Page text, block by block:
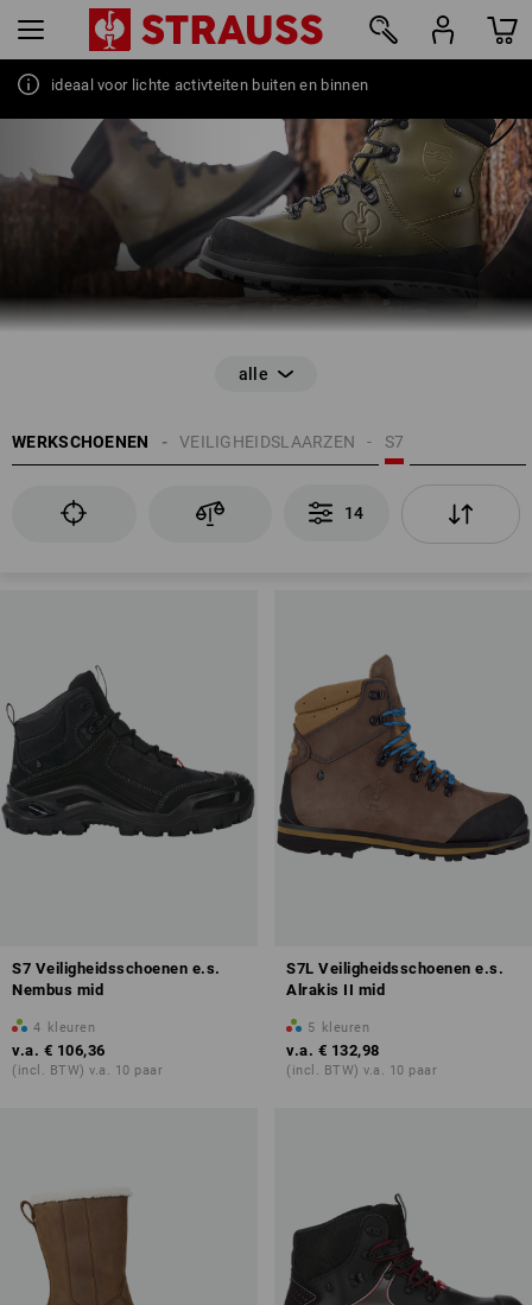
ideaal voor lichte activteiten buiten en binnen
waterdichtheid
Brandstofbestendigheid van de zolen (FO)
Antistatische eigenschappen (A)
WERKSCHOENEN S7
VEILIGHEIDSLAARZEN
14
14
S7 Veiligheidsschoenen e.s.
Nembus mid
4 kleuren
v.a. € 106,36
(incl. BTW) v.a. 10 paar
S7L Veiligheidsschoenen e.s.
Alrakis II mid
5 kleuren
v.a. € 132,98
(incl. BTW) v.a. 10 paar